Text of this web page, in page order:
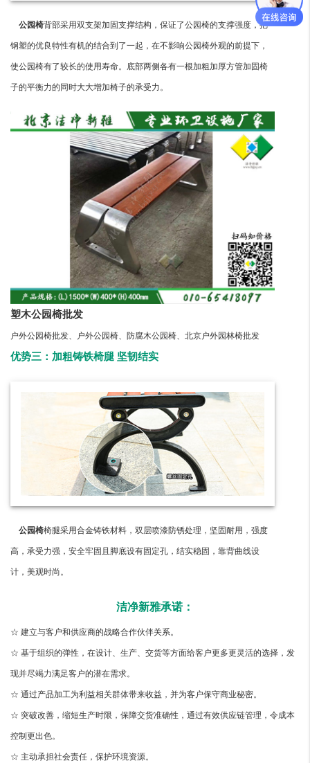
公园椅背部采用双支架加固支撑结构，保证了公园椅的支撑强度，把
钢塑的优良特性有机的结合到了一起，在不影响公园椅外观的前提下，
使公园椅有了较长的使用寿命。底部两侧各有一根加粗加厚方管加固椅
子的平衡力的同时大大增加椅子的承受力。
塑木公园椅批发
户外公园椅批发、户外公园椅、防腐木公园椅、北京户外园林椅批发
优势三：加粗铸铁椅腿 坚韧结实
公园椅椅腿采用合金铸铁材料，双层喷漆防锈处理，坚固耐用，强度
高，承受力强，安全牢固且脚底设有固定孔，结实稳固，靠背曲线设
计，美观时尚。
洁净新雅承诺：
☆ 建立与客户和供应商的战略合作伙伴关系。
☆ 基于组织的弹性，在设计、生产、交货等方面给客户更多更灵活的选择，发
现并尽竭力满足客户的潜在需求。
☆ 通过产品加工为利益相关群体带来收益，并为客户保守商业秘密。
☆ 突破改善，缩短生产时限，保障交货准确性，通过有效供应链管理，令成本
控制更出色。
☆ 主动承担社会责任，保护环境资源。